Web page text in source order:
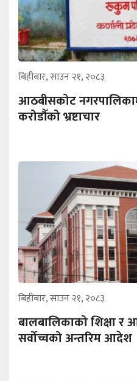
बिहीबार, साउन २१, २०८३
आठबीसकोट
करोडौँको भ्रष्टाचार
बिहीबार, साउन २१, २०८३
बालबालिकाको शिक्षा र
सर्वोच्चको अन्तरिम आदेश